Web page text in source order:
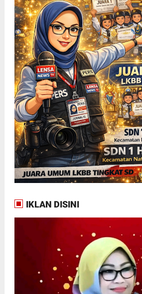
IKLAN DISINI